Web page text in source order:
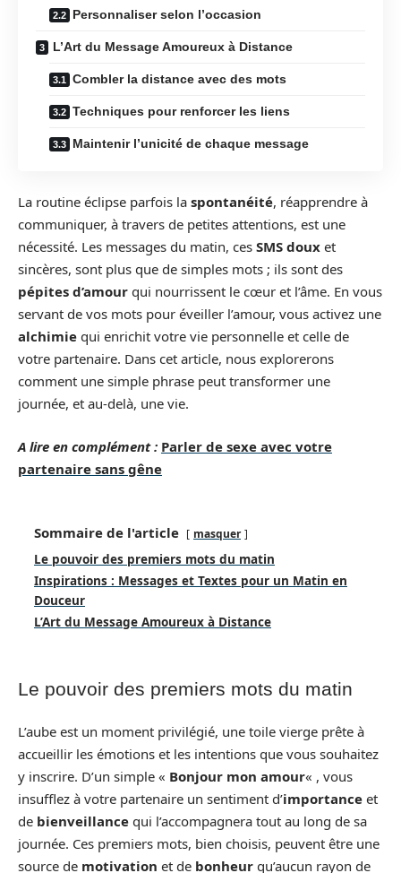
Personnaliser selon l’occasion
L’Art du Message Amoureux à Distance
Combler la distance avec des mots
Techniques pour renforcer les liens
Maintenir l’unicité de chaque message
La routine éclipse parfois la spontanéité, réapprendre à
communiquer, à travers de petites attentions, est une
nécessité. Les messages du matin, ces SMS doux et
sincères, sont plus que de simples mots ; ils sont des
pépites d’amour qui nourrissent le cœur et l’âme. En vous
servant de vos mots pour éveiller l’amour, vous activez une
alchimie qui enrichit votre vie personnelle et celle de
votre partenaire. Dans cet article, nous explorerons
comment une simple phrase peut transformer une
journée, et au-delà, une vie.
A lire en complément : Parler de sexe avec votre
partenaire sans gêne
Sommaire de l'article masquer
Le pouvoir des premiers mots du matin
Inspirations : Messages et Textes pour un Matin en
Douceur
L’Art du Message Amoureux à Distance
Le pouvoir des premiers mots du matin
L’aube est un moment privilégié, une toile vierge prête à
accueillir les émotions et les intentions que vous souhaitez
y inscrire. D’un simple « Bonjour mon amour« , vous
insufflez à votre partenaire un sentiment d’importance et
de bienveillance qui l’accompagnera tout au long de sa
journée. Ces premiers mots, bien choisis, peuvent être une
source de motivation et de bonheur qu’aucun rayon de